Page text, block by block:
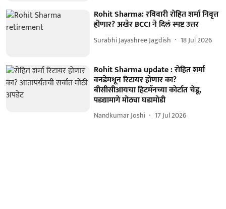
Rohit Sharma: रविवारी रोहित शर्मा निवृत्त
होणार? अखेर BCCI ने दिलं स्पष्ट उत्तर
Surabhi Jayashree Jagdish 18 Jul 2026
Rohit Sharma update : रोहित शर्मा
वनडेमधून रिटायर होणार का?
बीसीसीआयचा हिटमॅनच्या कोर्टात चेंडू,
पडद्यामागे मोठ्या घडामोडी
Nandkumar Joshi 17 Jul 2026